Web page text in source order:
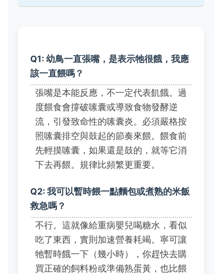
Q1: 幼鳥一直張嘴，是表示牠很餓，我應
該一直餵嗎？
張嘴是本能反應，不一定代表飢餓。過
度餵食會撐破嗉囊或導致食物發酵逆
流，引發致命性的嗉囊炎。必須嚴格按
照嗉囊排空與鼓起的節奏來餵。餵食前
先輕摸嗉囊，如果還是鼓的，就等它消
下去再餵。規律比頻繁更重要。
Q2: 我可以暫時餵一點麵包或煮熟的米飯
救急嗎？
不行。這就像給重病嬰兒喝糖水，看似
吃了東西，實則加速營養耗竭。寧可讓
牠暫時餓一下（幾小時），你趕快去購
買正確的飼料粉或準備熟蛋黃，也比餵